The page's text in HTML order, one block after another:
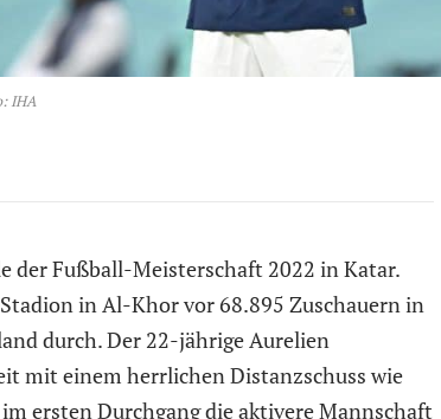
IHA
Fußball-Meisterschaft 2022 in Katar.
in Al-Khor vor 68.895 Zuschauern in
durch. Der 22-jährige Aurelien
mit einem herrlichen Distanzschuss wie
ersten Durchgang die aktivere Mannschaft